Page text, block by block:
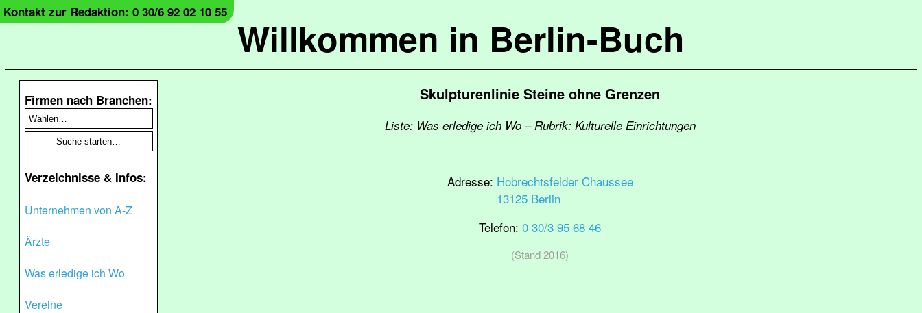
Willkommen in Berlin-Buch
Kontakt zur Redaktion: 0 30/6 92 02 10 55
Firmen nach Branchen:
Verzeichnisse & Infos:
Unternehmen von A-Z
Ärzte
Was erledige ich Wo
Vereine
Skulpturenlinie Steine ohne Grenzen
Liste: Was erledige ich Wo – Rubrik: Kulturelle Einrichtungen
Adresse: Hobrechtsfelder Chaussee
13125 Berlin
Telefon: 0 30/3 95 68 46
(Stand 2016)